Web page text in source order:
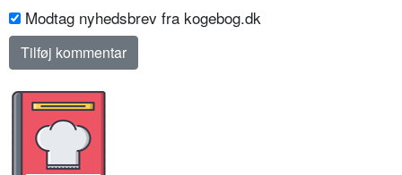
Modtag nyhedsbrev fra kogebog.dk